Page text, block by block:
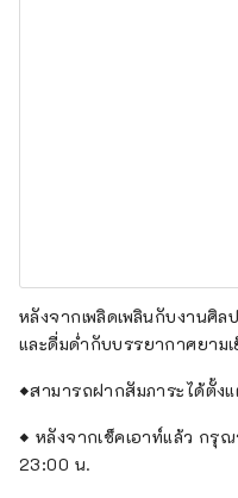
หลังจากเพลิดเพลินกับงานศิ
และดื่มด่ำกับบรรยากาศยาม
◆สามารถฝากสัมภาระได้ตั้ง
◆ หลังจากเช็คเอาท์แล้ว กรุ
23:00 น.